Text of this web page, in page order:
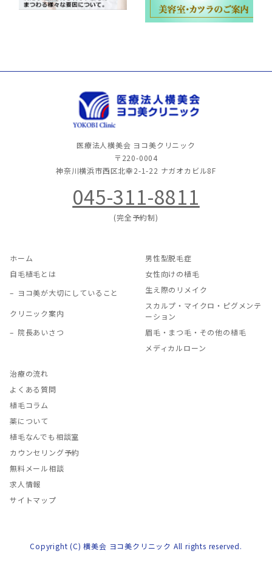
医療法人横美会 ヨコ美クリニック
〒220-0004
神奈川横浜市西区北幸2-1-22 ナガオカビル8F
045-311-8811
(完全予約制)
ホーム
自毛植毛とは
ヨコ美が大切にしていること
クリニック案内
院長あいさつ
男性型脱毛症
女性向けの植毛
生え際のリメイク
スカルプ・マイクロ・ピグメンテ
ーション
眉毛・まつ毛・その他の植毛
メディカルローン
治療の流れ
よくある質問
植毛コラム
薬について
植毛なんでも相談室
カウンセリング予約
無料メール相談
求人情報
サイトマップ
Copyright (C) 横美会 ヨコ美クリニック All rights reserved.